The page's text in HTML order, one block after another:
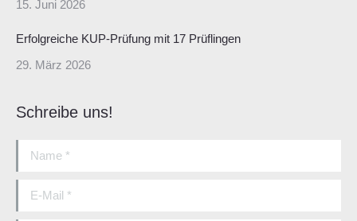
15. Juni 2026
Erfolgreiche KUP-Prüfung mit 17 Prüflingen
29. März 2026
Schreibe uns!
Name *
E-Mail *